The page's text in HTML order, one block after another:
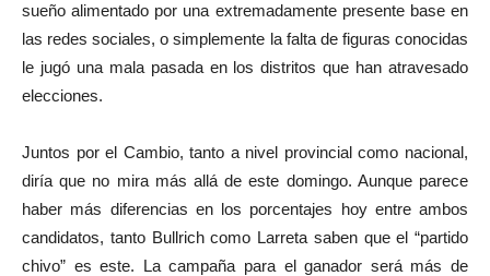
sueño alimentado por una extremadamente presente base en
las redes sociales, o simplemente la falta de figuras conocidas
le jugó una mala pasada en los distritos que han atravesado
elecciones.
Juntos por el Cambio, tanto a nivel provincial como nacional,
diría que no mira más allá de este domingo. Aunque parece
haber más diferencias en los porcentajes hoy entre ambos
candidatos, tanto Bullrich como Larreta saben que el “partido
chivo” es este. La campaña para el ganador será más de